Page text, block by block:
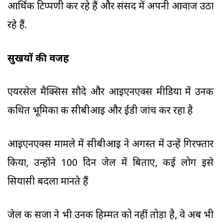
आर्थिक टिप्पणी कर रहे हैं और संसद में अपनी आवाज उठा
रहे हैं.
सुर्खियों की वजह
एयरसेल मैक्सिस सौदे और आइएनएक्स मीडिया में उनकी
कथित भूमिका की सीबीआइ और ईडी जांच कर रहा है
आइएनएक्स मामले में सीबीआइ ने अगस्त में उन्हें गिरफ्तार
किया, उन्होंने 100 दिन जेल में बिताए, कई लोग इसे
सियासी बदला मानते हैं
जेल की सजा ने भी उनकी हिम्मत को नहीं तोड़ा है, वे अब भी